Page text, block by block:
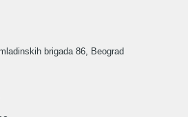
brigada 86, Beograd